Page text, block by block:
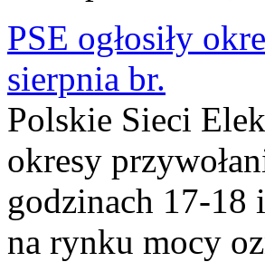
PSE ogłosiły
sierpnia br.
Polskie Sieci
okresy
godzinach 17-18
na rynku mocy